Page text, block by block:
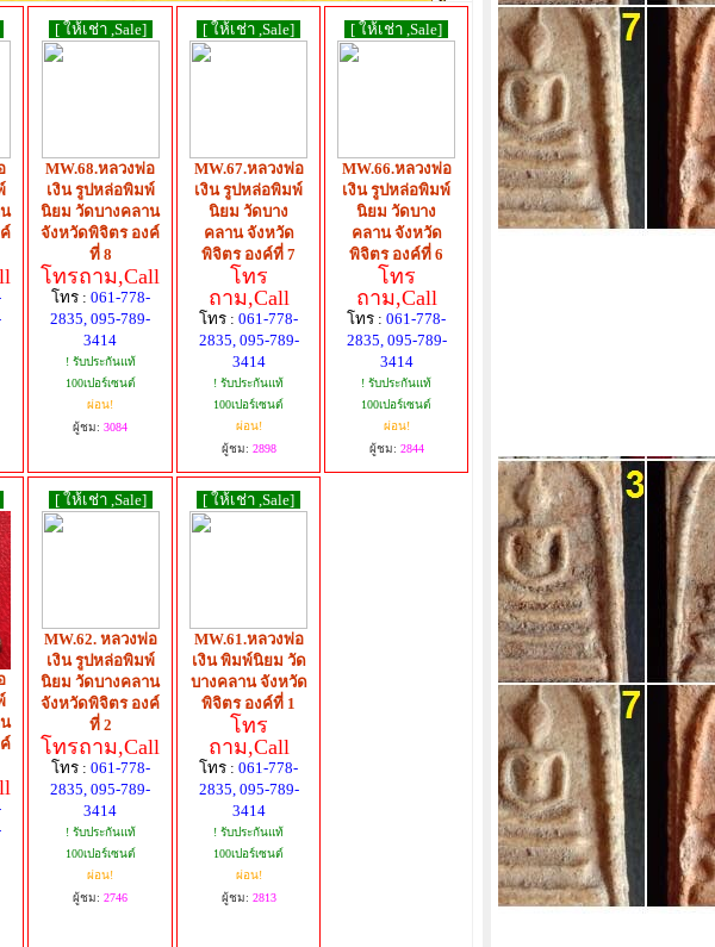
[ ให้เช่า ,Sale]
MW.68.หลวงพ่อ
เงิน รูปหล่อพิมพ์
นิยม วัดบางคลาน
จังหวัดพิจิตร องค์
ที่ 8
โทรถาม,Call
โทร : 061-778-
2835, 095-789-
3414
! รับประกันแท้
100เปอร์เซนต์
ผ่อน!
ผู้ชม: 3084
[ ให้เช่า ,Sale]
MW.67.หลวงพ่อ
เงิน รูปหล่อพิมพ์
นิยม วัดบาง
คลาน จังหวัด
พิจิตร องค์ที่ 7
โทร
ถาม,Call
โทร : 061-778-
2835, 095-789-
3414
! รับประกันแท้
100เปอร์เซนต์
ผ่อน!
ผู้ชม: 2898
[ ให้เช่า ,Sale]
MW.66.หลวงพ่อ
เงิน รูปหล่อพิมพ์
นิยม วัดบาง
คลาน จังหวัด
พิจิตร องค์ที่ 6
โทร
ถาม,Call
โทร : 061-778-
2835, 095-789-
3414
! รับประกันแท้
100เปอร์เซนต์
ผ่อน!
ผู้ชม: 2844
[ ให้เช่า ,Sale]
MW.62. หลวงพ่อ
เงิน รูปหล่อพิมพ์
นิยม วัดบางคลาน
จังหวัดพิจิตร องค์
ที่ 2
โทรถาม,Call
โทร : 061-778-
2835, 095-789-
3414
! รับประกันแท้
100เปอร์เซนต์
ผ่อน!
ผู้ชม: 2746
[ ให้เช่า ,Sale]
MW.61.หลวงพ่อ
เงิน พิมพ์นิยม วัด
บางคลาน จังหวัด
พิจิตร องค์ที่ 1
โทร
ถาม,Call
โทร : 061-778-
2835, 095-789-
3414
! รับประกันแท้
100เปอร์เซนต์
ผ่อน!
ผู้ชม: 2813